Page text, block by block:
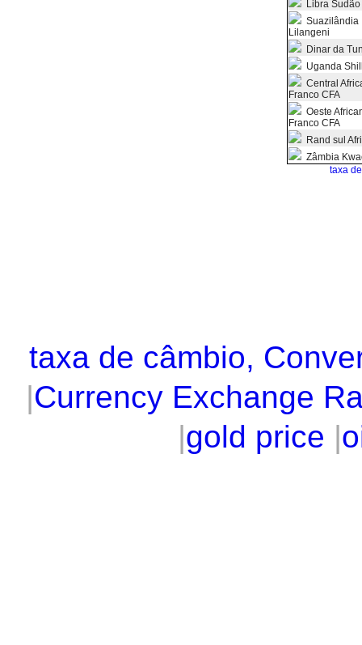
Libra Sudão
Suazilândia
Lilangeni
Dinar da
Uganda
Central
Franco CFA
Oeste
Franco CFA
Rand sul
Zâmbia
taxa
taxa de câmbio,
|Currency Exchange
|gold price |